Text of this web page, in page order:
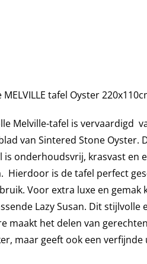
tafel Oyster
Melville-tafel is vervaardigd
van Sintered Stone Oyster.
is onderhoudsvrij, krasvasten
Hierdoor is de tafel perfect
Voor extra luxe en gemak
LazySusan. Dit stijlvolle
maakt het delen van
maar geeft ook een